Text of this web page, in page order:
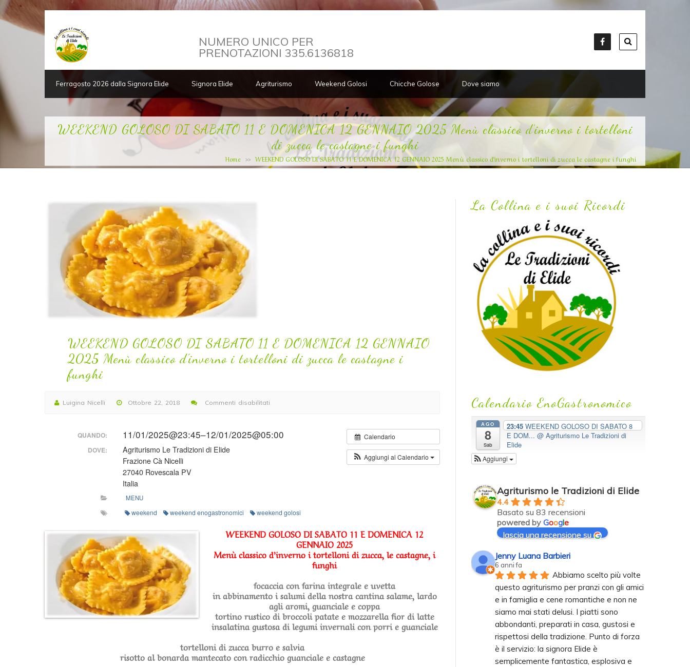
NUMERO UNICO PER
PRENOTAZIONI 335.6136818
Ferragosto 2026 dalla Signora Elide Signora Elide Agriturismo Weekend Golosi Chicche Golose Dove siamo
WEEKEND GOLOSO DI SABATO 11 E DOMENICA 12 GENNAIO 2025 Menù classico d’inverno i tortelloni
di zucca le castagne i funghi
Home >> WEEKEND GOLOSO DI SABATO 11 E DOMENICA 12 GENNAIO 2025 Menù classico d’inverno i tortelloni di zucca le castagne i funghi
WEEKEND GOLOSO DI SABATO 11 E DOMENICA 12 GENNAIO
2025 Menù classico d’inverno i tortelloni di zucca le castagne i
funghi
Luigina Nicelli Ottobre 22, 2018
Commenti disabilitati
GOLOSO
classico
d’inverno
tortelloni
di
zucca
le
Calendario
Aggiungi al Calendario
QUANDO: 11/01/2025@23:45–12/01/2025@05:00
DOVE:
Agriturismo Le Tradizioni di Elide
Frazione Cà Nicelli
27040 Rovescala PV
Italia
MENU
weekend weekend enogastronomici weekend golosi
WEEKEND GOLOSO DI SABATO 11 E DOMENICA 12
GENNAIO 2025
Menù classico d’inverno i tortelloni di zucca, le castagne, i
funghi
focaccia con farina integrale e uvetta
in abbinamento i salumi della nostra cantina salame, lardo
agli aromi, guanciale e coppa
tortino rustico di broccoli patate e mozzarella fior di latte
insalatina gustosa di legumi invernali con porri e guanciale
tortelloni di zucca burro e salvia
risotto al bonarda mantecato con radicchio guanciale e castagne
La Collina e i suoi Ricordi
Calendario EnoGastronomico
AGO
8
Sab
23:45 WEEKEND GOLOSO DI SABATO 8
E DOM... @ Agriturismo Le Tradizioni di
Elide
Aggiungi
Agriturismo le Tradizioni di Elide
4.4
Basato su 83 recensioni
powered by Google
lascia una recensione su
Jenny Luana Barbieri
6 anni fa
Abbiamo scelto più volte
questo agriturismo per pranzi con gli amici
e in famiglia e cene romantiche e non ne
siamo mai stati delusi. I piatti sono
abbondanti, preparati in casa, gustosi e
rispettosi della tradizione. Punto di forza
è il servizio: la signora Elide è
semplicemente fantastica, esplosiva e